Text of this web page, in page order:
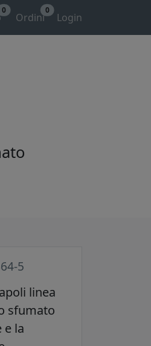
0
Ordini
0
Login
5
linea
sfumato
e la